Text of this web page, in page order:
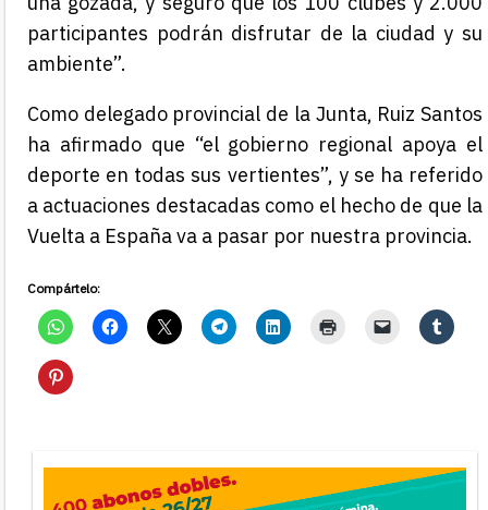
participantes podrán disfrutar de la ciudad y su
ambiente”.
Como delegado provincial de la Junta, Ruiz Santos
ha afirmado que “el gobierno regional apoya el
deporte en todas sus vertientes”, y se ha referido
a actuaciones destacadas como el hecho de que la
Vuelta a España va a pasar por nuestra provincia.
Compártelo: